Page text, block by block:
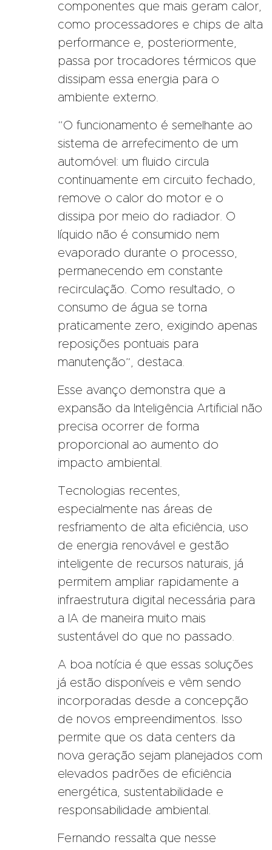
componentes que mais geram calor,
como processadores e chips de alta
performance e, posteriormente,
passa por trocadores térmicos que
dissipam essa energia para o
ambiente externo.
“O funcionamento é semelhante ao
sistema de arrefecimento de um
automóvel: um fluido circula
continuamente em circuito fechado,
remove o calor do motor e o
dissipa por meio do radiador. O
líquido não é consumido nem
evaporado durante o processo,
permanecendo em constante
recirculação. Como resultado, o
consumo de água se torna
praticamente zero, exigindo apenas
reposições pontuais para
manutenção”, destaca.
Esse avanço demonstra que a
expansão da Inteligência Artificial não
precisa ocorrer de forma
proporcional ao aumento do
impacto ambiental.
Tecnologias recentes,
especialmente nas áreas de
resfriamento de alta eficiência, uso
de energia renovável e gestão
inteligente de recursos naturais, já
permitem ampliar rapidamente a
infraestrutura digital necessária para
a IA de maneira muito mais
sustentável do que no passado.
A boa notícia é que essas soluções
já estão disponíveis e vêm sendo
incorporadas desde a concepção
de novos empreendimentos. Isso
permite que os data centers da
nova geração sejam planejados com
elevados padrões de eficiência
energética, sustentabilidade e
responsabilidade ambiental.
Fernando ressalta que nesse